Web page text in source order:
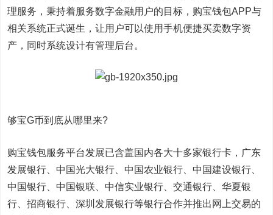
理服务，秉持着服务数字金融用户的目标，购宝钱包APP与
相关系统正式诞生，让用户可以使用手机便捷买卖数字资
产，同时系统设计有管理后台。
够宝G币到底从哪里来?
购宝钱包服务平台发展已含盖国内各大十多家银行卡，广东
发展银行、中国光大银行、中国农业银行、中国建设银行、
中国银行、中国银联、中信实业银行、交通银行、华夏银
行、招商银行、深圳发展银行等银行合作并推出网上交易的